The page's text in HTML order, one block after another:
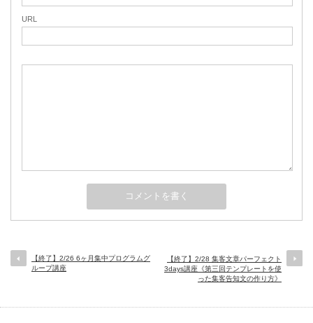
URL
【終了】2/26 6ヶ月集中プログラムグ
ループ講座
【終了】2/28 集客文章パーフェクト
3days講座《第三回テンプレートを使
った集客告知文の作り方》